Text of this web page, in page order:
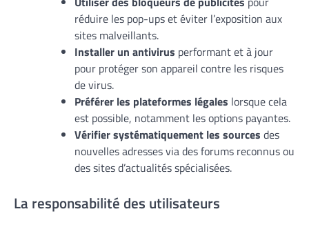
réduire les pop-ups et éviter l’exposition aux
sites malveillants.
Installer un antivirus performant et à jour
pour protéger son appareil contre les risques
de virus.
Préférer les plateformes légales lorsque cela
est possible, notamment les options payantes.
Vérifier systématiquement les sources des
nouvelles adresses via des forums reconnus ou
des sites d’actualités spécialisées.
La responsabilité des utilisateurs